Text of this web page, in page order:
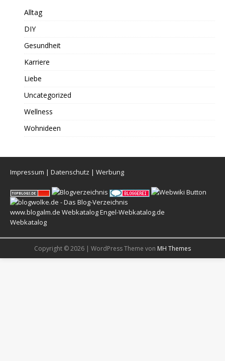
Alltag
DIY
Gesundheit
Karriere
Liebe
Uncategorized
Wellness
Wohnideen
Impressum | Datenschutz | Werbung
www.blogalm.de WebkatalogEngel-Webkatalog.de
Webkatalog
Copyright © 2026 | WordPress Theme von MH Themes